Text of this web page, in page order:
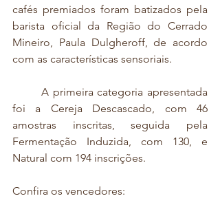
cafés premiados foram batizados pela
barista oficial da Região do Cerrado
Mineiro, Paula Dulgheroff, de acordo
com as características sensoriais.
foi a Cereja Descascado, com 46
amostras inscritas, seguida pela
Fermentação Induzida, com 130, e
Natural com 194 inscrições.
Confira os vencedores: